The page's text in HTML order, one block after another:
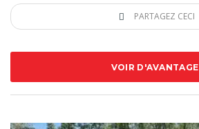
PARTAGEZ CECI
VOIR D'AVANTAGE